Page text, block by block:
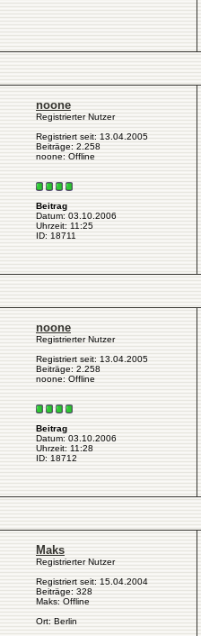
noone
Registrierter Nutzer
Registriert seit: 13.04.2005
Beiträge: 2.258
noone: Offline
Beitrag
Datum: 03.10.2006
Uhrzeit: 11:25
ID: 18711
noone
Registrierter Nutzer
Registriert seit: 13.04.2005
Beiträge: 2.258
noone: Offline
Beitrag
Datum: 03.10.2006
Uhrzeit: 11:28
ID: 18712
Maks
Registrierter Nutzer
Registriert seit: 15.04.2004
Beiträge: 328
Maks: Offline
Ort: Berlin